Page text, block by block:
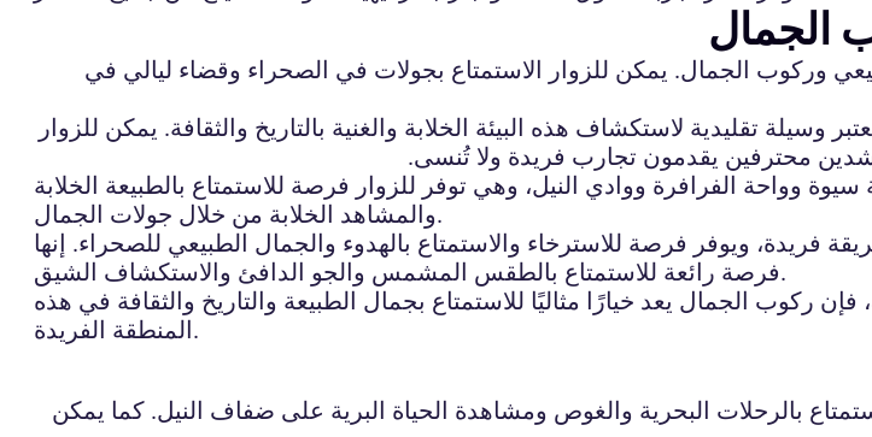
الجمال
وركوب الجمال. يمكن للزوار الاستمتاع بجولات في الصحراء وقضاء ليالي في
تقليدية لاستكشاف هذه البيئة الخلابة والغنية بالتاريخ والثقافة. يمكن للزوار
محترفين يقدمون تجارب فريدة ولا تُنسى.
وواحة الفرافرة ووادي النيل، وهي توفر للزوار فرصة للاستمتاع بالطبيعة الخلابة
والمشاهد الخلابة من خلال جولات الجمال.
فريدة، ويوفر فرصة للاسترخاء والاستمتاع بالهدوء والجمال الطبيعي للصحراء. إنها
فرصة رائعة للاستمتاع بالطقس المشمس والجو الدافئ والاستكشاف الشيق.
ركوب الجمال يعد خيارًا مثاليًا للاستمتاع بجمال الطبيعة والتاريخ والثقافة في هذه
المنطقة الفريدة.
بالرحلات البحرية والغوص ومشاهدة الحياة البرية على ضفاف النيل. كما يمكن